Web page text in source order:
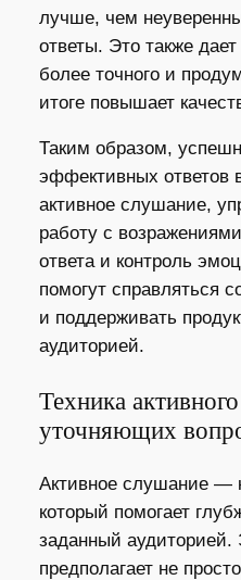
лучше, чем
ответы. Это также
более точного и
итоге повышает
Таким образом,
эффективных ответов
активное слушание,
работу с
ответа и контроль
помогут справляться
и поддерживать
аудиторией.
Техника
уточняющих
Активное слушание —
который помогает
заданный аудиторией.
предполагает не